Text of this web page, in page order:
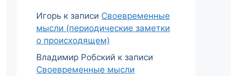
Игорь к записи Своевременные
мысли (периодические заметки
о происходящем)
Владимир Робский к записи
Своевременные мысли